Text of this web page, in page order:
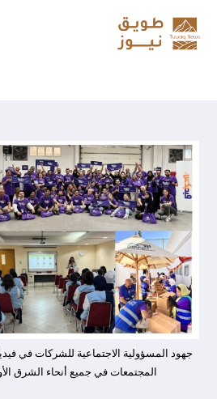
جهود المسؤولية الاجتماعية للشركات في
المجتمعات في جميع أنحاء الشرق